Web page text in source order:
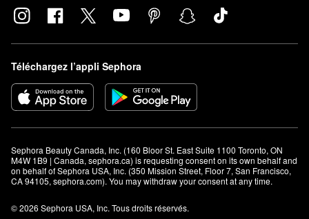
Téléchargez l’appli Sephora
Sephora Beauty Canada, Inc. (160 Bloor St. East Suite 1100 Toronto, ON
M4W 1B9 | Canada, sephora.ca) is requesting consent on its own behalf and
on behalf of Sephora USA, Inc. (350 Mission Street, Floor 7, San Francisco,
CA 94105, sephora.com). You may withdraw your consent at any time.
© 2026 Sephora USA, Inc. Tous droits réservés.